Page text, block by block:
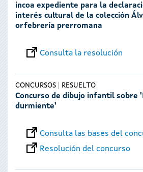
aquí
incoa expediente para la
interés cultural de la colección
orfebrería prerromana
Consulta la resolución
CONCURSOS RESUELTO
Concurso de dibujo infantil sobre
durmiente'
Consulta las bases del
Resolución del concurso